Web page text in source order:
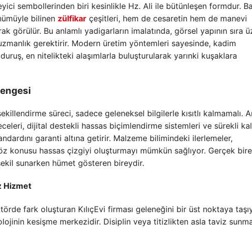
sembollerinden biri kesinlikle Hz. Ali ile bütünleşen formdur.
bilinen zülfikar çeşitleri, hem de cesaretin hem de manevi
görülür. Bu anlamlı yadigarların imalatında, görsel yapının sıra
gerektirir. Modern üretim yöntemleri sayesinde, kadim
en nitelikteki alaşımlarla buluşturularak yarınki kuşaklara
süreci, sadece geleneksel bilgilerle kısıtlı kalmamalı.
dijital destekli hassas biçimlendirme sistemleri ve sürekli
garanti altına getirir. Malzeme bilimindeki ilerlemeler,
konusu hassas çizgiyi oluşturmayı mümkün sağlıyor. Gerçek
sunarken hümet gösteren bireydir.
Hizmet
fark oluşturan KılıçEvi firması geleneğini bir üst noktaya
kesişme merkezidir. Disiplin veya titizlikten asla taviz